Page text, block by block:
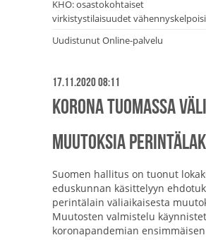
KHO: osastokohtaiset
virkistystilaisuudet
Uudistunut Online-palvelu
17.11.2020 08:11
Korona tuomassa
muutoksia
Suomen hallitus on tuonut
eduskunnan käsittelyyn
perintälain väliaikaisesta
Muutosten valmistelu
koronapandemian